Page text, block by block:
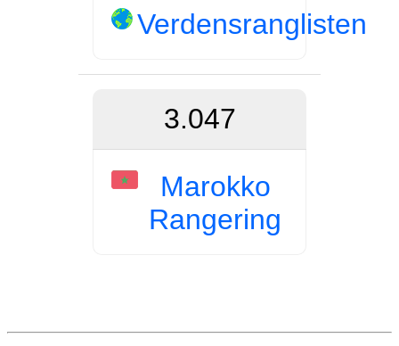
Verdensranglisten
3.047
Marokko
Rangering